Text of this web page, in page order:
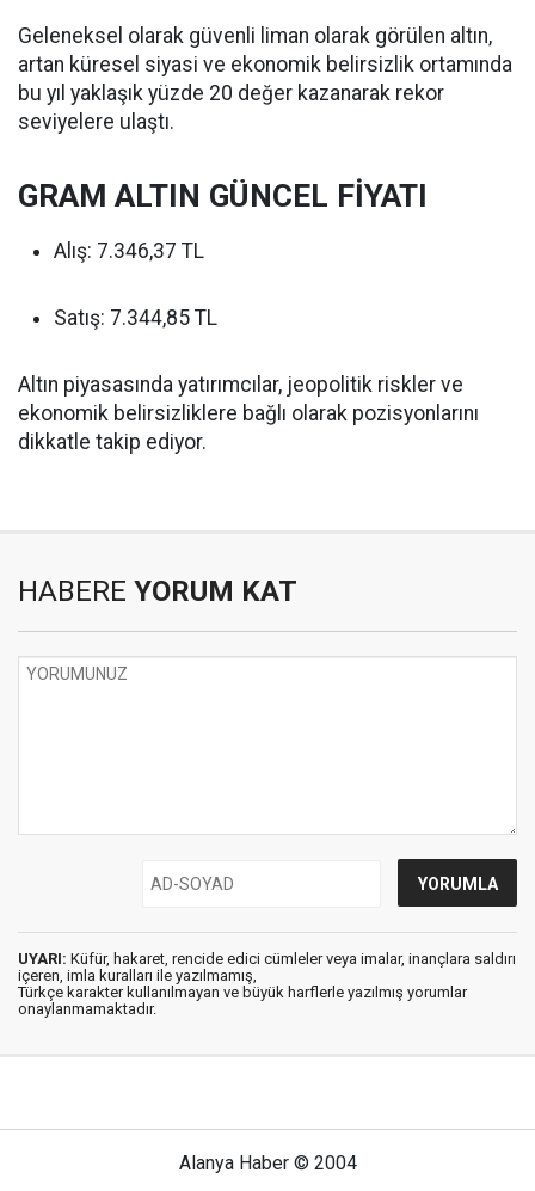
Geleneksel olarak güvenli liman olarak görülen altın,
artan küresel siyasi ve ekonomik belirsizlik ortamında
bu yıl yaklaşık yüzde 20 değer kazanarak rekor
seviyelere ulaştı.
GRAM ALTIN GÜNCEL FİYATI
Alış: 7.346,37 TL
Satış: 7.344,85 TL
Altın piyasasında yatırımcılar, jeopolitik riskler ve
ekonomik belirsizliklere bağlı olarak pozisyonlarını
dikkatle takip ediyor.
HABERE YORUM KAT
UYARI: Küfür, hakaret, rencide edici cümleler veya imalar, inançlara saldırı
içeren, imla kuralları ile yazılmamış,
Türkçe karakter kullanılmayan ve büyük harflerle yazılmış yorumlar
onaylanmamaktadır.
Alanya Haber © 2004